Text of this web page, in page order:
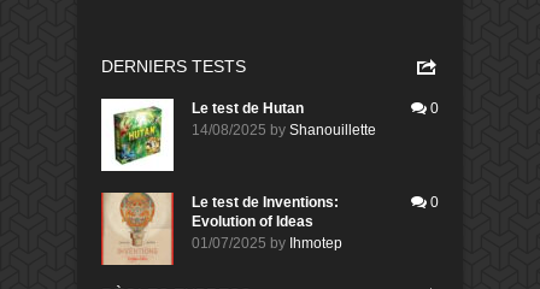
DERNIERS TESTS
Le test de Hutan
14/08/2025 by Shanouillette
0
Le test de Inventions:
Evolution of Ideas
01/07/2025 by Ihmotep
0